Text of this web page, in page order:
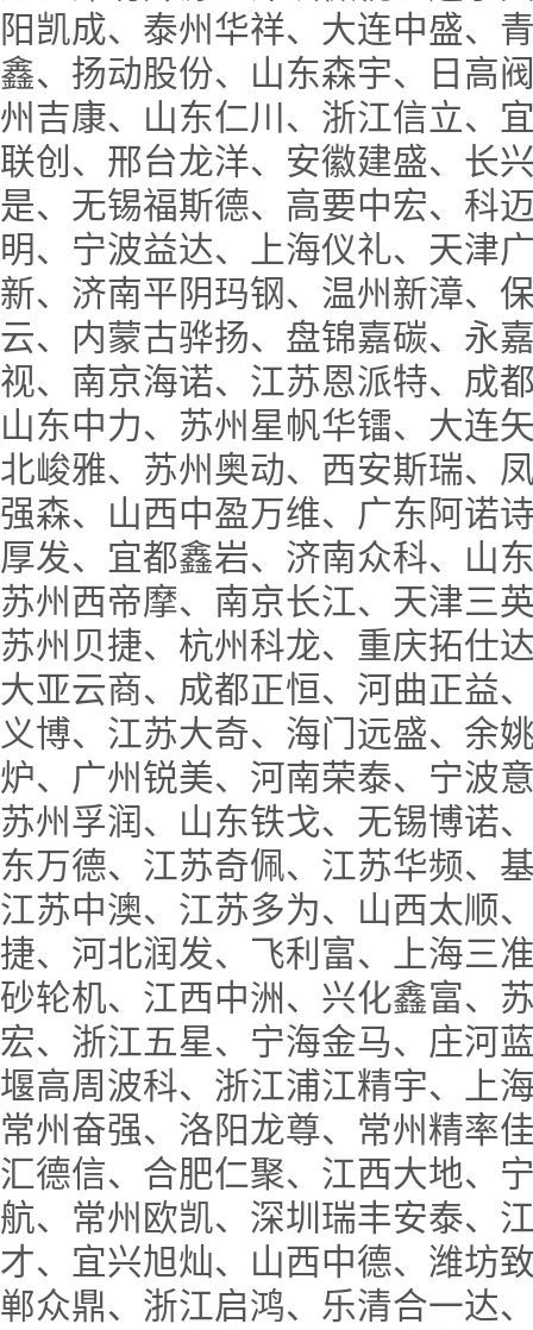
阳凯成、泰州华祥、大连中盛、
鑫、扬动股份、山东森宇、日高
州吉康、山东仁川、浙江信立、
联创、邢台龙洋、安徽建盛、长
是、无锡福斯德、高要中宏、科
明、宁波益达、上海仪礼、天津
新、济南平阴玛钢、温州新漳、
云、内蒙古骅扬、盘锦嘉碳、永
视、南京海诺、江苏恩派特、成
山东中力、苏州星帆华镭、大连
北峻雅、苏州奥动、西安斯瑞、
强森、山西中盈万维、广东阿诺
厚发、宜都鑫岩、济南众科、山
苏州西帝摩、南京长江、天津三
苏州贝捷、杭州科龙、重庆拓仕
大亚云商、成都正恒、河曲正益
义博、江苏大奇、海门远盛、余
炉、广州锐美、河南荣泰、宁波
苏州孚润、山东铁戈、无锡博诺
东万德、江苏奇佩、江苏华频、
江苏中澳、江苏多为、山西太顺
捷、河北润发、飞利富、上海三
砂轮机、江西中洲、兴化鑫富、
宏、浙江五星、宁海金马、庄河
堰高周波科、浙江浦江精宇、上
常州奋强、洛阳龙尊、常州精率
汇德信、合肥仁聚、江西大地、
航、常州欧凯、深圳瑞丰安泰、
才、宜兴旭灿、山西中德、潍坊
郸众鼎、浙江启鸿、乐清合一达